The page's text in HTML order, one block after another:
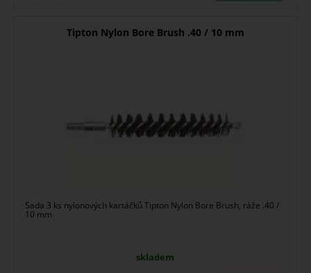
Tipton Nylon Bore Brush .40 / 10 mm
Sada 3 ks nylonových kartáčků Tipton Nylon Bore Brush, ráže .40 /
10 mm
skladem